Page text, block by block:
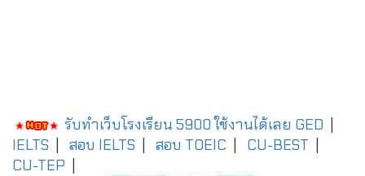
รับทำเว็บโรงเรียน 5900 ใช้งานได้เลย GED
IELTS
สอบ IELTS สอบ TOEIC CU-BEST
CU-TEP